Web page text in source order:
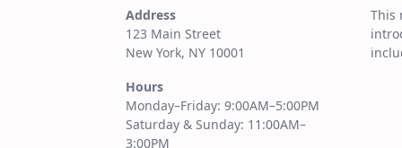
Address
123 Main Street
New York, NY 10001
Hours
Monday–Friday: 9:00AM–5:00PM
Saturday & Sunday: 11:00AM–
3:00PM
This